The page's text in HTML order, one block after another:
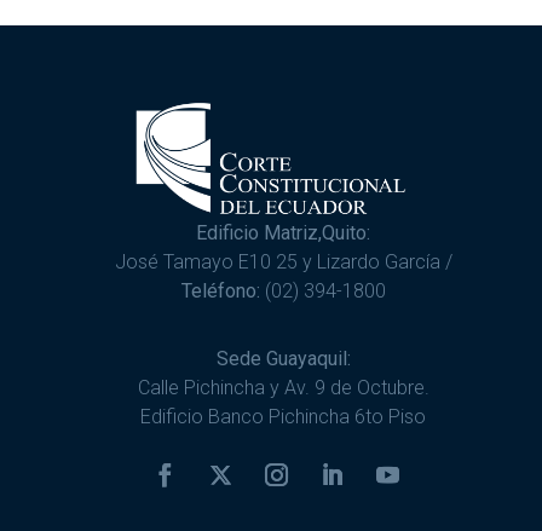
Edificio Matriz,Quito:
José Tamayo E10 25 y Lizardo García /
Teléfono: (02) 394-1800
Sede Guayaquil:
Calle Pichincha y Av. 9 de Octubre.
Edificio Banco Pichincha 6to Piso